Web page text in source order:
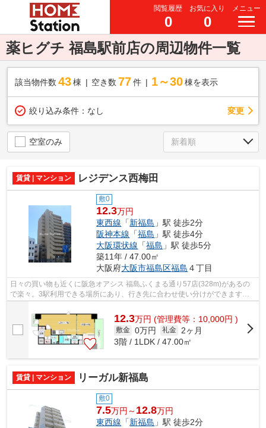
閲覧履歴
0
お気に入り
0
メニュー
薬ヒグチ 福島駅前店の周辺物件一覧
該当物件数 43棟 空き数 77 件 1～30 棟を表示
絞り込み条件： なし 変更
空室のみ
賃貸 | マンション レジデンス西梅田
敷0
12.3万円
東西線 「新福島 」駅 徒歩2分
阪神本線 「福島 」駅 徒歩4分
大阪環状線 「福島 」駅 徒歩5分
築11年 / 47.00㎡
大阪府大阪市福島区福島 ４丁目
日々の買い物も近くに阪急オアシス 福島ふくまる通り57店(328m)があるの
で楽々。3駅利用できる場所にあり、行き先に合わせ使い分けができます。
12.3万円 (管理費等：10,000円 )
敷金 0万円 礼金
2ヶ月
3階 / 1LDK / 47.00㎡
賃貸 | マンション リーガル新福島
敷0
7.5万円～ 12.8万円
東西線 「新福島 」駅 徒歩2分